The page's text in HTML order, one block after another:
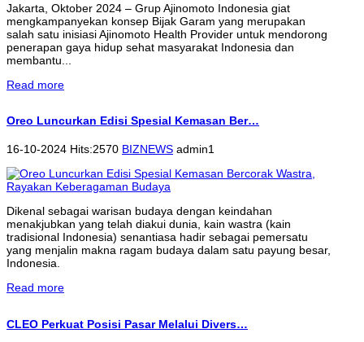
Jakarta, Oktober 2024 – Grup Ajinomoto Indonesia giat
mengkampanyekan konsep Bijak Garam yang merupakan
salah satu inisiasi Ajinomoto Health Provider untuk mendorong
penerapan gaya hidup sehat masyarakat Indonesia dan
membantu...
Read more
Oreo Luncurkan Edisi Spesial Kemasan Ber…
16-10-2024 Hits:2570 BIZNEWS admin1
Dikenal sebagai warisan budaya dengan keindahan
menakjubkan yang telah diakui dunia, kain wastra (kain
tradisional Indonesia) senantiasa hadir sebagai pemersatu
yang menjalin makna ragam budaya dalam satu payung besar,
Indonesia.
Read more
CLEO Perkuat Posisi Pasar Melalui Divers…